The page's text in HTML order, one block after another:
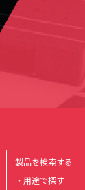
製品を検索する
・用途で探す